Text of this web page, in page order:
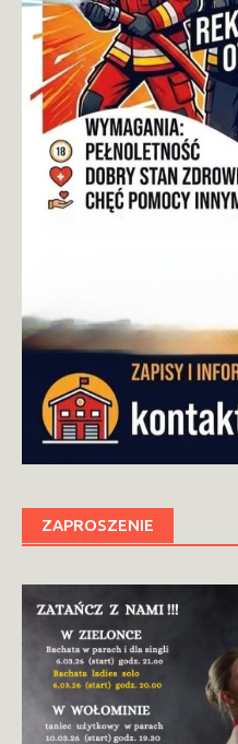
ZAPROSZENIE